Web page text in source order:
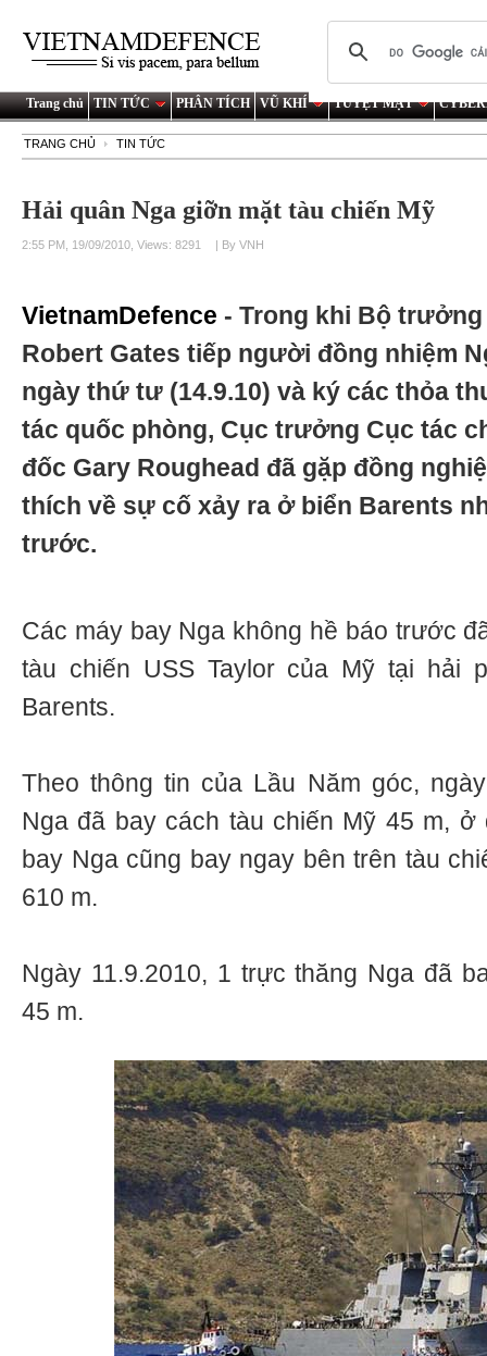
Trang chủ TIN TỨC PHÂN TÍCH VŨ KHÍ TUYỆT MẬT
TRANG CHỦ TIN TỨC
Hải quân Nga giỡn mặt tàu chiến Mỹ
2:55 PM, 19/09/2010, Views: 8291 | By VNH
VietnamDefence - Trong khi Bộ
Robert Gates tiếp người đồng nhiệm
ngày thứ tư (14.9.10) và ký các thỏa
tác quốc phòng, Cục trưởng Cục tác
đốc Gary Roughead đã gặp đồng
thích về sự cố xảy ra ở biển Barents
trước.
Các máy bay Nga không hề báo trước
tàu chiến USS Taylor của Mỹ tại hải
Barents.
Theo thông tin của Lầu Năm góc,
Nga đã bay cách tàu chiến Mỹ 45 m,
bay Nga cũng bay ngay bên trên tàu
610 m.
Ngày 11.9.2010, 1 trực thăng Nga đã
45 m.